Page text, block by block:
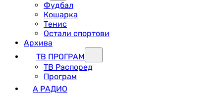
Фудбал
Кошарка
Тенис
Остали спортови
Архива
ТВ ПРОГРАМ
ТВ Распоред
Програм
А РАДИО